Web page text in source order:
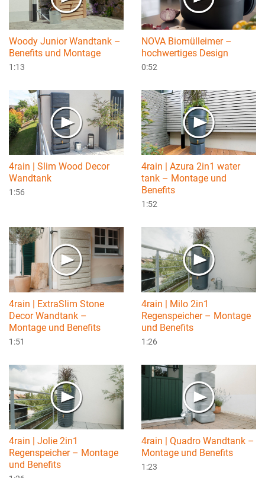
Woody Junior Wandtank –
Benefits und Montage
1:13
NOVA Biomülleimer –
hochwertiges Design
0:52
4rain | Slim Wood Decor
Wandtank
1:56
4rain | Azura 2in1 water
tank – Montage und
Benefits
1:52
4rain | ExtraSlim Stone
Decor Wandtank –
Montage und Benefits
1:51
4rain | Milo 2in1
Regenspeicher – Montage
und Benefits
1:26
4rain | Jolie 2in1
Regenspeicher – Montage
und Benefits
4rain | Quadro Wandtank –
Montage und Benefits
1:23